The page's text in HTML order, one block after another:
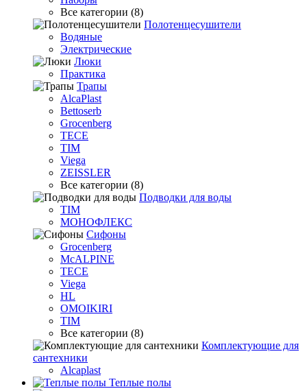
Все категории (8)
Полотенцесушители
Водяные
Электрические
Люки
Практика
Трапы
AlcaPlast
Bettoserb
Grocenberg
TECE
TIM
Viega
ZEISSLER
Все категории (8)
Подводки для воды
TIM
МОНОФЛЕКС
Сифоны
Grocenberg
McALPINE
TECE
Viega
HL
OMOIKIRI
TIM
Все категории (8)
Комплектующие для
сантехники
Alcaplast
Теплые полы